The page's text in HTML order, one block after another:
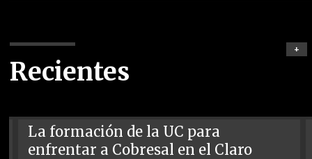
Recientes
+
La formación de la UC para
enfrentar a Cobresal en el Claro